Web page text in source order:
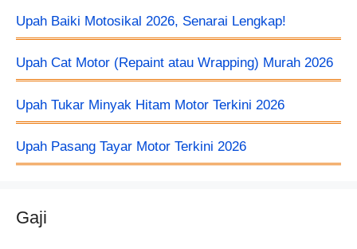
Upah Baiki Motosikal 2026, Senarai Lengkap!
Upah Cat Motor (Repaint atau Wrapping) Murah 2026
Upah Tukar Minyak Hitam Motor Terkini 2026
Upah Pasang Tayar Motor Terkini 2026
Gaji